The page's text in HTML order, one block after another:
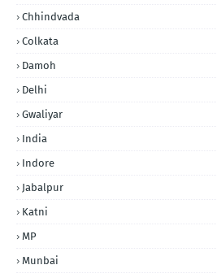
Chhindvada
Colkata
Damoh
Delhi
Gwaliyar
India
Indore
Jabalpur
Katni
MP
Munbai